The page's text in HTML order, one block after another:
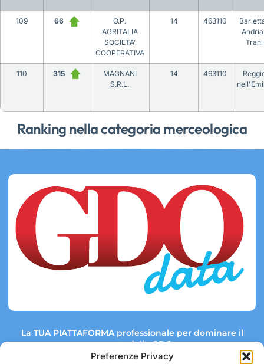
Preferenze Privacy
Ranking nella categoria merceologica
109 66
O.P.
AGRITALIA
SOCIETA’
COOPERATIVA
14 463110
Trani
110 315
MAGNANI
S.R.L.
14 463110
La TUA PIATTAFORMA professionale per dominare il
mercato della GDO.